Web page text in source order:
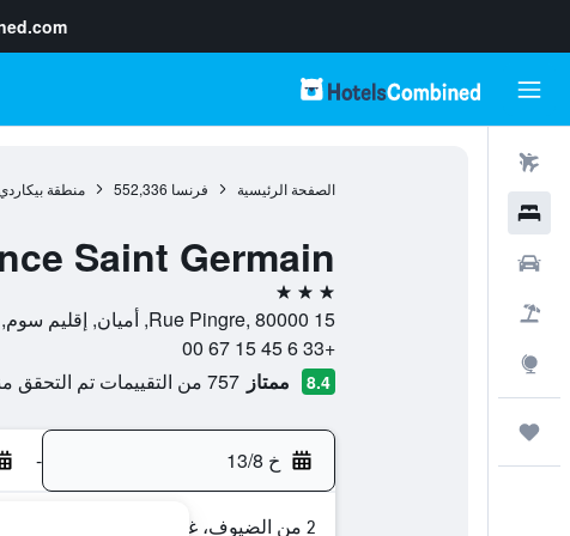
الصفحة الرئيسية فرنسا 552,336 منطقة بيكاردي
Saint Germain
3 نجوم
15 Rue Pingre, 80000, أميان, إقليم سوم, فرنسا
+33 6 45 15 67 00
8.4 ممتاز 757 من التقييمات تم التحقق منها
خ 13/8 -
2 من الضيوف، غرفة واحدة